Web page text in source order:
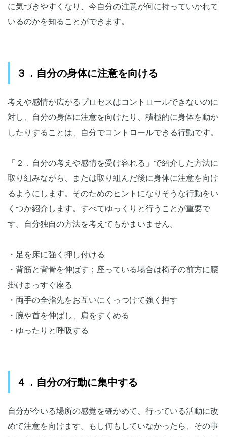
に気づきやすくなり、今自分の注意が何に持っていかれて
いるのかを知ることができます。
３．自分の身体に注意を向ける
考えや感情が広がるプロセスはコントロールできないのに
対し、自分の身体に注意を向けたり、積極的に身体を動か
したりすることは、自分でコントロールできる行動です。
「２．自分の考えや感情を受け容れる」で紹介した方法に
取り組みながら、または取り組んだ後に身体に注意を向け
るようにします。そのためのヒントになりそうな行動をい
くつか紹介します。すべてゆっくりと行うことが重要で
す。自分独自の方法を考えてもかまいません。
・足を床に強く押し付ける
・背筋と背骨を伸ばす；座っている場合は椅子の前方に腰
掛けまっすぐ座る
・両手の全指先をお互いにくっつけて強く押す
・腕や首を伸ばし、肩をすくめる
・ゆったりと呼吸する
４．自分の行動に集中する
自分が今いる場所の感覚を確かめて、行っている活動に改
めて注意を向けます。もし何もしていなかったら、その事